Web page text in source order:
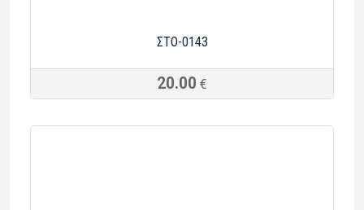
ΣTO-0143
20.00 €